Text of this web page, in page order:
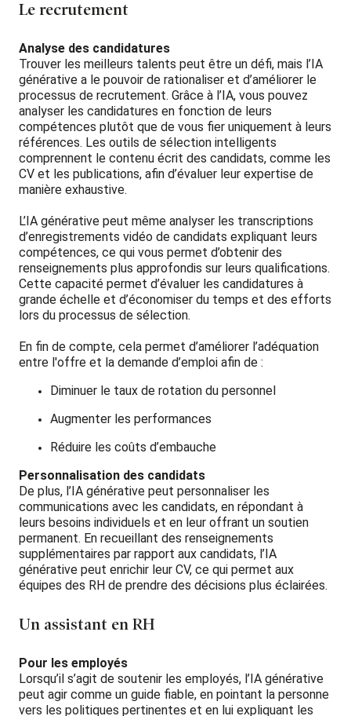
Le recrutement
Analyse des candidatures
Trouver les meilleurs talents peut être un défi, mais l’IA
générative a le pouvoir de rationaliser et d’améliorer le
processus de recrutement. Grâce à l’IA, vous pouvez
analyser les candidatures en fonction de leurs
compétences plutôt que de vous fier uniquement à leurs
références. Les outils de sélection intelligents
comprennent le contenu écrit des candidats, comme les
CV et les publications, afin d’évaluer leur expertise de
manière exhaustive.
L’IA générative peut même analyser les transcriptions
d’enregistrements vidéo de candidats expliquant leurs
compétences, ce qui vous permet d’obtenir des
renseignements plus approfondis sur leurs qualifications.
Cette capacité permet d’évaluer les candidatures à
grande échelle et d’économiser du temps et des efforts
lors du processus de sélection.
En fin de compte, cela permet d’améliorer l’adéquation
entre l'offre et la demande d’emploi afin de :
Diminuer le taux de rotation du personnel
Augmenter les performances
Réduire les coûts d’embauche
Personnalisation des candidats
De plus, l’IA générative peut personnaliser les
communications avec les candidats, en répondant à
leurs besoins individuels et en leur offrant un soutien
permanent. En recueillant des renseignements
supplémentaires par rapport aux candidats, l’IA
générative peut enrichir leur CV, ce qui permet aux
équipes des RH de prendre des décisions plus éclairées.
Un assistant en RH
Pour les employés
Lorsqu’il s’agit de soutenir les employés, l’IA générative
peut agir comme un guide fiable, en pointant la personne
vers les politiques pertinentes et en lui expliquant les